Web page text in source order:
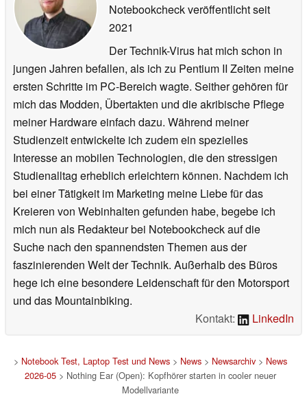
Notebookcheck veröffentlichtseit
2021
Der Technik-Virus hat mich schon in
jungen Jahren befallen, als ich zu Pentium II Zeiten meine
ersten Schritte im PC-Bereich wagte. Seither gehören für
mich das Modden, Übertakten und die akribische Pflege
meiner Hardware einfach dazu. Während meiner
Studienzeit entwickelte ich zudem ein spezielles
Interesse an mobilen Technologien, die den stressigen
Studienalltag erheblich erleichtern können. Nachdem ich
bei einer Tätigkeit im Marketing meine Liebe für das
Kreieren von Webinhalten gefunden habe, begebe ich
mich nun als Redakteur bei Notebookcheck auf die
Suche nach den spannendsten Themen aus der
faszinierenden Welt der Technik. Außerhalb des Büros
hege ich eine besondere Leidenschaft für den Motorsport
und das Mountainbiking.
Kontakt:
LinkedIn
> Notebook Test, Laptop Test und News> News> Newsarchiv> News
2026-05> Nothing Ear (Open): Kopfhörer starten in cooler neuer
Modellvariante